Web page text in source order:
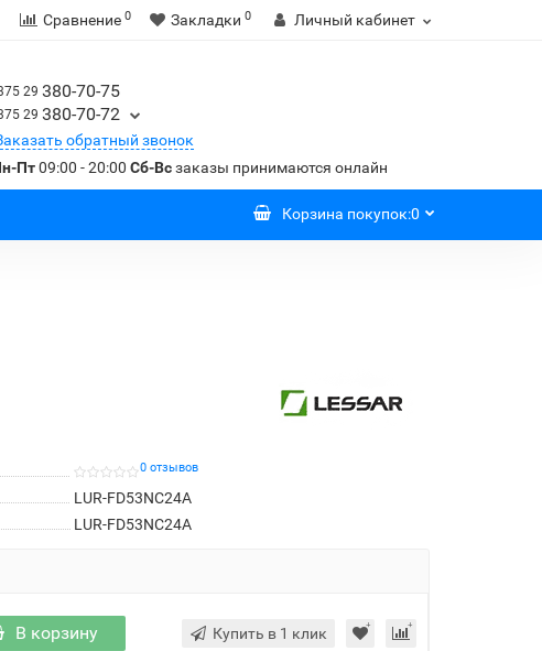
Сравнение 0 Закладки 0 Личный кабинет
29 380-70-75
29 380-70-72
обратный звонок
Пт09:00 - 20:00 Сб-Всзаказы принимаются онлайн
Корзина покупок:0
0 отзывов
LUR-FD53NC24A
LUR-FD53NC24A
В корзину Купить в 1 клик